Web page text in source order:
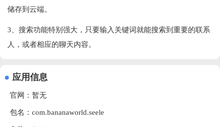
储存到云端。
3、搜索功能特别强大，只要输入关键词就能搜索到重要的联系
人，或者相应的聊天内容。
应用信息
官网：暂无
包名：com.bananaworld.seele